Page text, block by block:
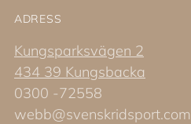
ADRESS
Kungsparksvägen 2
434 39 Kungsbacka
0300 -72558
webb@svenskridsport.com